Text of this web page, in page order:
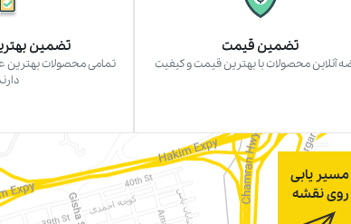
تضمین قیمت
آنلاین محصولات با بهترین قیمت و کیفیت
تضمین
تمامی محصولات بهترین
مسیر یابی
روی نقشه